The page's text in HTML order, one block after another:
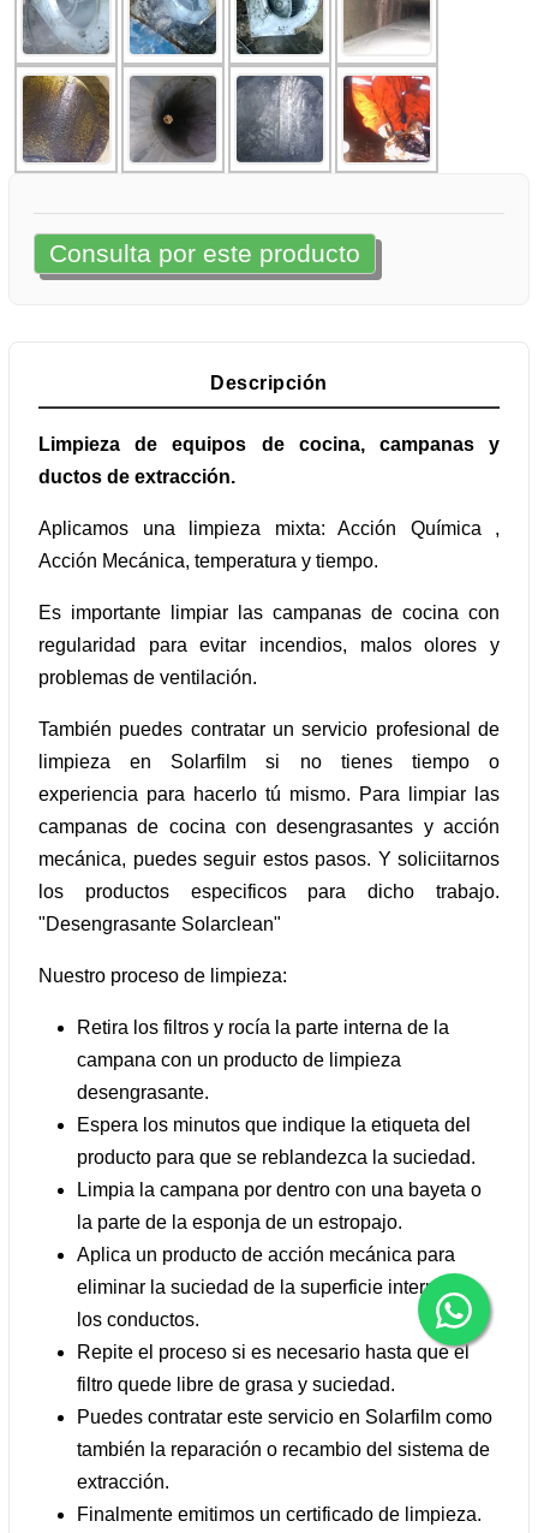
Consulta por este producto
Descripción
Limpieza de equipos de cocina, campanas y
ductos de extracción.
Aplicamos una limpieza mixta: Acción Química ,
Acción Mecánica, temperatura y tiempo.
Es importante limpiar las campanas de cocina con
regularidad para evitar incendios, malos olores y
problemas de ventilación.
También puedes contratar un servicio profesional de
limpieza en Solarfilm si no tienes tiempo o
experiencia para hacerlo tú mismo. Para limpiar las
campanas de cocina con desengrasantes y acción
mecánica, puedes seguir estos pasos. Y soliciitarnos
los productos especificos para dicho trabajo.
"Desengrasante Solarclean"
Nuestro proceso de limpieza:
Retira los filtros y rocía la parte interna de la
campana con un producto de limpieza
desengrasante.
Espera los minutos que indique la etiqueta del
producto para que se reblandezca la suciedad.
Limpia la campana por dentro con una bayeta o
la parte de la esponja de un estropajo.
Aplica un producto de acción mecánica para
eliminar la suciedad de la superficie interna de
los conductos.
Repite el proceso si es necesario hasta que el
filtro quede libre de grasa y suciedad.
Puedes contratar este servicio en Solarfilm como
también la reparación o recambio del sistema de
extracción.
Finalmente emitimos un certificado de limpieza.